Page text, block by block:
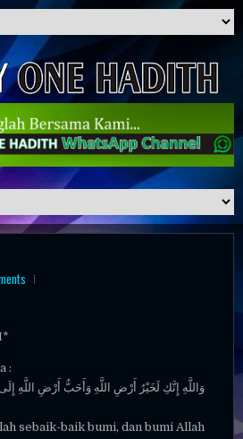
:
وَاللَّهِ إِنَّكِ لَخَيْرُ أَرْضِ اللَّهِ وَأَحَبُّ أَرْضِ اللَّهِ
sebaik-baik bumi, dan bumi Allah